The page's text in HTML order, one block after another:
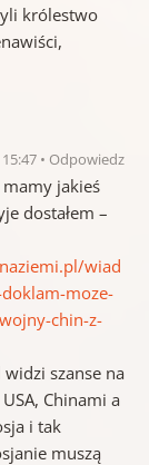
królestwo
Odpowiedz
mamy jakieś
dostałem –
wiad
moze-
chin-z-
szanse na
Chinami a
i tak
muszą